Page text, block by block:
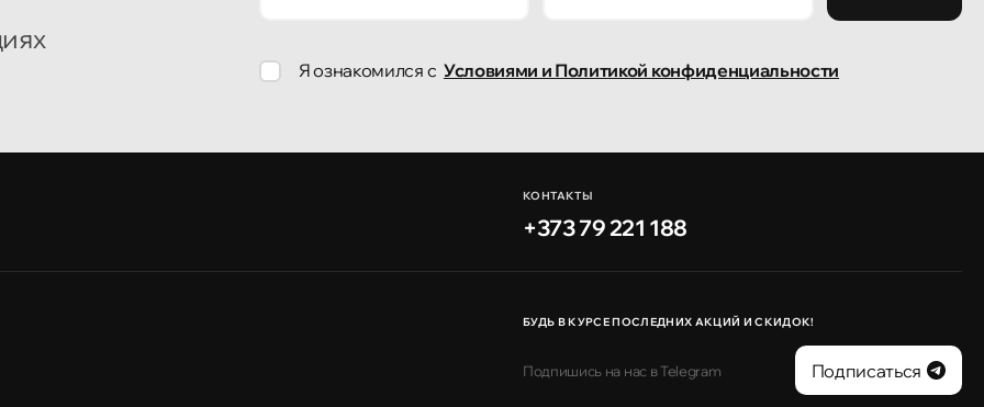
Я ознакомился с Условиями и Политикой конфиденциальности
КОНТАКТЫ
+373 79 221 188
БУДЬ В КУРСЕ ПОСЛЕДНИХ АКЦИЙ И СКИДОК!
Подпишись на нас в Telegram Подписаться